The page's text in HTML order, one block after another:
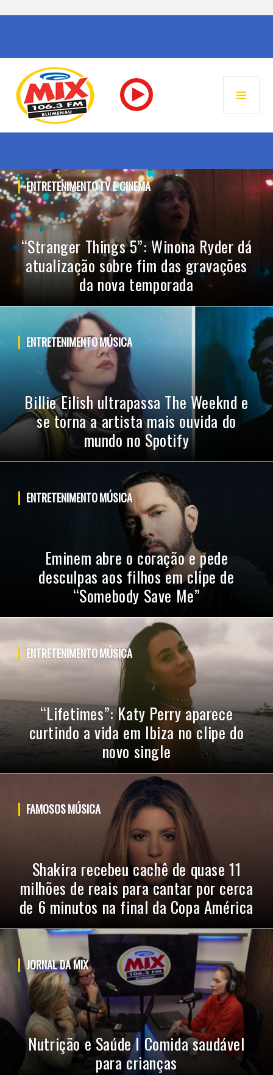
o
conteúdo
RÁDIO MIX FM – BLUMENAU
ENTRETENIMENTOTV E CINEMA
“Stranger Things 5”: Winona Ryder dá
atualização sobre fim das gravações
da nova temporada
ENTRETENIMENTOMÚSICA
Billie Eilish ultrapassa The Weeknd e
se torna a artista mais ouvida do
mundo no Spotify
ENTRETENIMENTOMÚSICA
Eminem abre o coração e pede
desculpas aos filhos em clipe de
“Somebody Save Me”
ENTRETENIMENTOMÚSICA
“Lifetimes”: Katy Perry aparece
curtindo a vida em Ibiza no clipe do
novo single
FAMOSOSMÚSICA
Shakira recebeu cachê de quase 11
milhões de reais para cantar por cerca
de 6 minutos na final da Copa América
JORNAL DA MIX
Nutrição e Saúde I Comida saudável
para crianças